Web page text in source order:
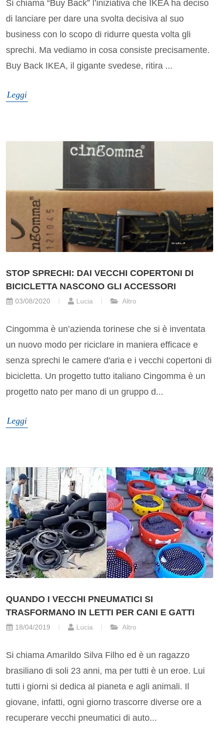
Si chiama “Buy Back” l’iniziativa che IKEA ha deciso
di lanciare per dare una svolta decisiva al suo
business con lo scopo di ridurre questa volta gli
sprechi. Ma vediamo in cosa consiste precisamente.
Buy Back IKEA, il gigante svedese, ritira ...
Leggi
STOP SPRECHI: DAI VECCHI COPERTONI DI
BICICLETTA NASCONO GLI ACCESSORI
03/08/2020 Lucia Altro
Cingomma è un’azienda torinese che si è inventata
un nuovo modo per riciclare in maniera efficace e
senza sprechi le camere d'aria e i vecchi copertoni di
bicicletta. Un progetto tutto italiano Cingomma è un
progetto nato per mano di un gruppo d...
Leggi
QUANDO I VECCHI PNEUMATICI SI
TRASFORMANO IN LETTI PER CANI E GATTI
18/04/2019 Lucia Altro
Si chiama Amarildo Silva Filho ed è un ragazzo
brasiliano di soli 23 anni, ma per tutti è un eroe. Lui
tutti i giorni si dedica al pianeta e agli animali. Il
giovane, infatti, ogni giorno trascorre diverse ore a
recuperare vecchi pneumatici di auto...